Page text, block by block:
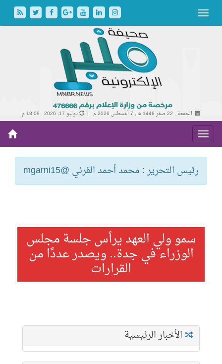
الجمعة , 22 صفر 1448 هـ , 7 أغسطس 2026 م | يوليو 17, 2026 , 18:09 م
رئيس التحرير : محمد أحمد القرني @mgarni15
سمو ولي العهد يرأس جلسة مجلس
الوزراء في جدة.. ويصدر عددًا من
القرارات
الأخبار الرئيسية